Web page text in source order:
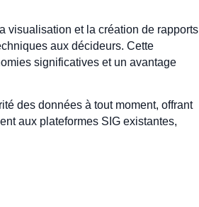
visualisation et la création de rapports
aux décideurs. Cette
significatives et un avantage
des données à tout moment, offrant
aux plateformes SIG existantes,